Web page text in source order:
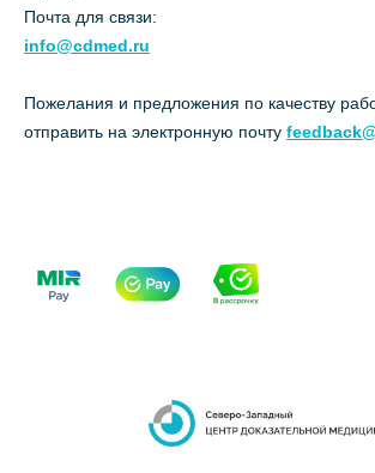
Почта для связи:
info@cdmed.ru
Пожелания и предложения по качеству
отправить на электронную почту